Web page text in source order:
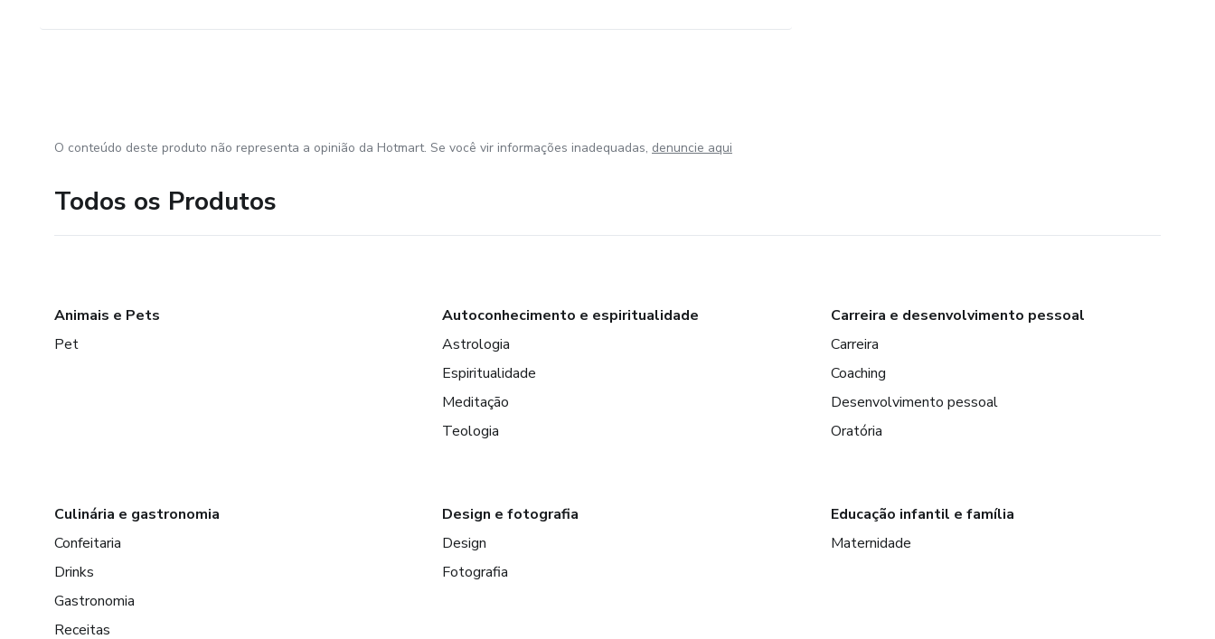
O conteúdo deste produto não representa a opinião da Hotmart. Se você vir informações inadequadas, denuncie aqui
Todos os Produtos
Animais e Pets
Pet
Autoconhecimento e espiritualidade
Astrologia
Espiritualidade
Meditação
Teologia
Carreira e desenvolvimento pessoal
Carreira
Coaching
Desenvolvimento pessoal
Oratória
Culinária e gastronomia
Confeitaria
Drinks
Gastronomia
Receitas
Design e fotografia
Design
Fotografia
Educação infantil e família
Maternidade